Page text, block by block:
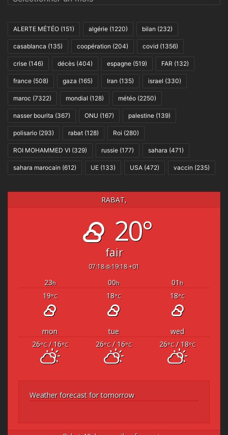
ALERTE MÉTÉO (151) algérie (1220) bilan (232)
casablanca (135) coopération (204) covid (1356)
crise (146) décès (404) espagne (519) FAR (132)
france (508) gaza (165) Iran (135) israel (330)
maroc (7322) mondial (128) météo (2250)
nasser bourita (367) ONU (167) palestine (139)
polisario (293) rabat (128) Roi (280)
ROI MOHAMMED VI (329) russie (177) sahara (471)
sahara marocain (612) UE (133) USA (472) vaccin (235)
RABAT,
20°
fair
07:18 19:18 +01
23h 00h 01 h
19°C 18°C 18°C
mon tue
wed
26°C/ 16°C 26°C/ 16°C 26°C/ 18°C
Weather forecast for tomorrow